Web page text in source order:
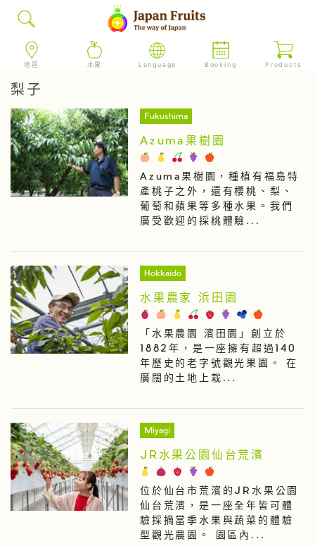
地區 水果 Language Booking Products
梨子
Fukushima
Azuma果樹園
Azuma果樹園，種植有福島特
產桃子之外，還有櫻桃、梨、
葡萄和蘋果等多種水果。我們
廣受歡迎的採桃體驗...
Hokkaido
水果農家 浜田園
「水果農園 濱田園」創立於
1882年，是一座擁有超過140
年歷史的老字號觀光果園。 在
廣闊的土地上栽...
Miyagi
JR水果公園仙台荒濱
位於仙台市荒濱的JR水果公園
仙台荒濱，是一座全年皆可體
驗採摘當季水果與蔬菜的體驗
型觀光農園。 園區內...